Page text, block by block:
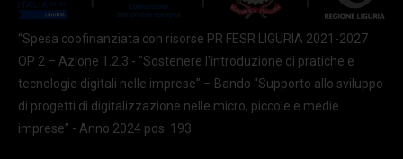
“Spesa coofinanziata con risorse PR FESR LIGURIA 2021-2027
OP 2 – Azione 1.2.3 - "Sostenere l'introduzione di pratiche e
tecnologie digitali nelle imprese” – Bando “Supporto allo sviluppo
di progetti di digitalizzazione nelle micro, piccole e medie
imprese” - Anno 2024 pos. 193